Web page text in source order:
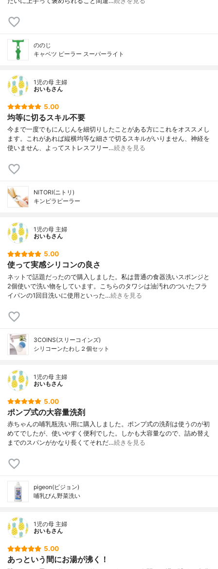
ののじ
キャベツ ピーラー スーパーライト
1児の母 主婦
おいもさん
5.00
均等に切るスキル不要
今まで一度でもにんじんを細切りしたことがある方にこれをオススメし
ます。これがあれば縦横均等な細さで切るスキルがいりません、神経を
使いません、よってストレスフリー…続きを見る
NITORI(ニトリ)
キンピラピーラー
1児の母 主婦
おいもさん
5.00
使って実感シリコンの良さ
ネットで話題だったので購入しました。私は普通の食器洗いスポンジと
2個使いで洗い物をしています。こちらのタワシは油汚れのついたフラ
イパンの1回目洗いに使用といった…続きを見る
3COINS(スリーコインズ)
シリコーンたわし２個セット
1児の母 主婦
おいもさん
5.00
ポンプ式の大容量洗剤
赤ちゃんの哺乳瓶洗い用に購入しました。ポンプ式の洗剤は使うのが初
めてでしたが、使いやすく便利でした。しかも大容量なので、詰め替え
までのスパンがかなり長くてそれだ…続きを見る
pigeon(ピジョン)
哺乳びん野菜洗い
1児の母 主婦
おいもさん
5.00
あっという間にお湯が沸く！